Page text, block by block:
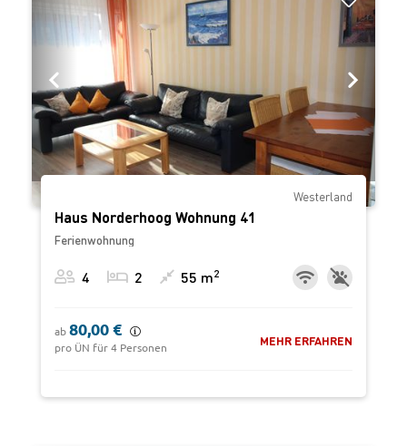
‹ ›
Westerland
Haus Norderhoog Wohnung 41
Ferienwohnung
4 2 55 m2
ab 80,00 €
pro ÜN für 4 Personen MEHR ERFAHREN